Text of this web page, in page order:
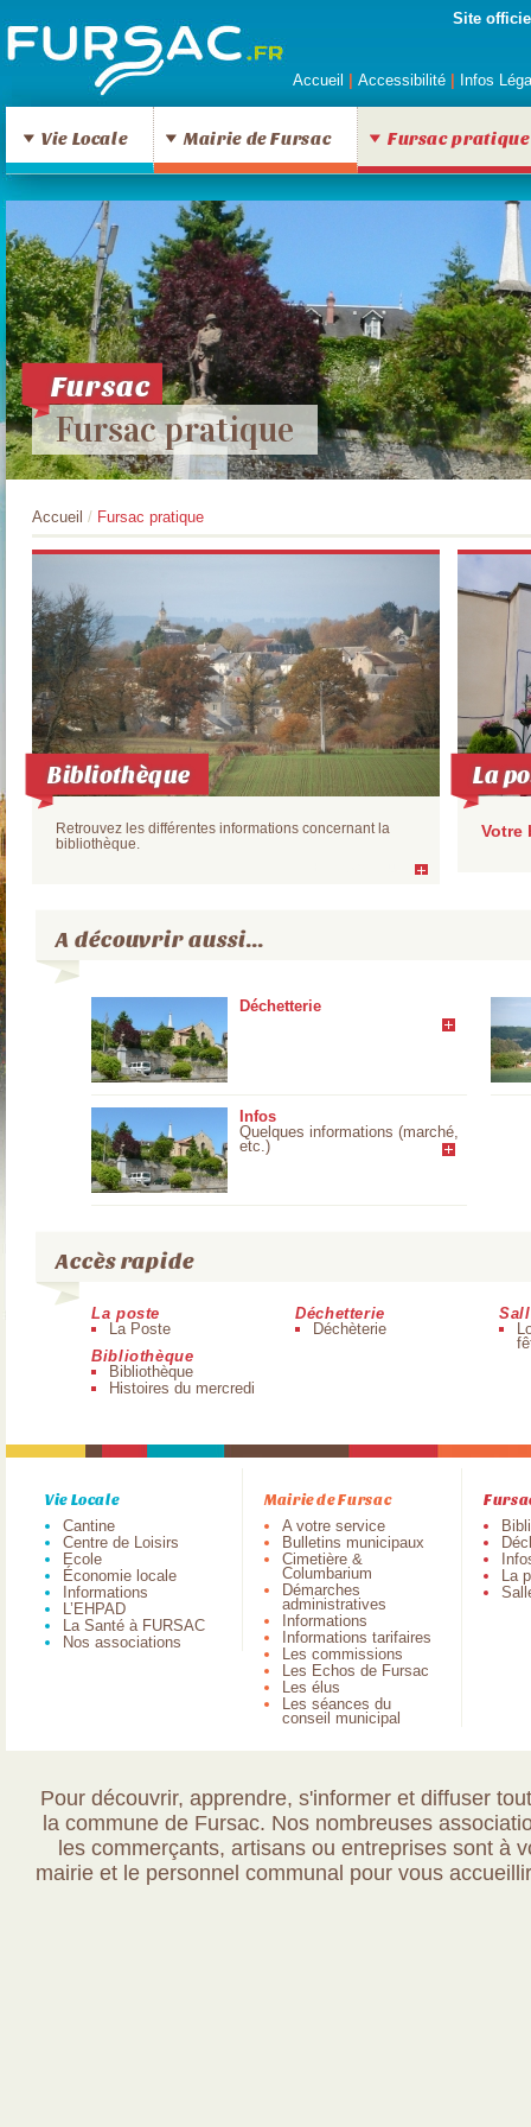
Site
Accueil Accessibilité Infos
Vie Locale Mairie de Fursac Fursac pratique
Fursac
Fursac pratique
Accueil / Fursac pratique
Bibliothèque
Retrouvez les différentes informations concernant la
bibliothèque.
La
Votre
A découvrir aussi...
Déchetterie
Infos
Quelques informations (marché,
etc.)
Accès rapide
La poste
La Poste
Bibliothèque
Bibliothèque
Histoires du mercredi
Déchetterie
Déchèterie
Vie Locale
Cantine
Centre de Loisirs
Ecole
Économie locale
Informations
L’EHPAD
La Santé à FURSAC
Nos associations
Mairie de Fursac
A votre service
Bulletins municipaux
Cimetière &
Columbarium
Démarches
administratives
Informations
Informations tarifaires
Les commissions
Les Echos de Fursac
Les élus
Les séances du
conseil municipal
La
Pour découvrir, apprendre, s'informer et diffuser
la commune de Fursac. Nos nombreuses
les commerçants, artisans ou entreprises sont à
mairie et le personnel communal pour vous